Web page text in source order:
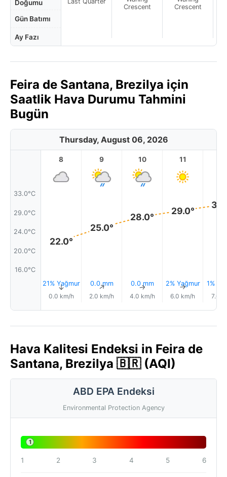
Doğumu
Gün Batımı
Ay Fazı
Crescent
Crescent
Feira de Santana, Brezilya için
Saatlik Hava Durumu Tahmini
Bugün
Thursday, August 06, 2026
33.0°C
29.0°C
24.0°C
20.0°C
16.0°C
8
22.0°
21% Yağmur
↑
0.0 km/h
9
25.0°
0.0 mm
↑
2.0 km/h
10
28.0°
0.0 mm
↑
4.0 km/h
11
29.0°
2% Yağmur
↑
6.0 km/h
1%
7.0
Hava Kalitesi Endeksi in Feira de
Santana, Brezilya 🇧🇷 (AQI)
ABD EPA Endeksi
Environmental Protection Agency
1
1 2 3 4 5 6